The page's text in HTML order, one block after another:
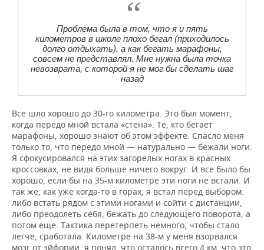
Проблема была в том, что я и пять
километров в школе плохо бегал (приходилось
долго отдыхать), а как бегать марафоны,
совсем не представлял. Мне нужна была точка
невозврата, с которой я не мог бы сделать шаг
назад
Все шло хорошо до 30-го километра. Это был момент,
когда передо мной встала «стена». Те, кто бегает
марафоны, хорошо знают об этом эффекте. Спасло меня
только то, что передо мной — натурально — бежали ноги.
Я сфокусировался на этих загорелых ногах в красных
кроссовках, не видя больше ничего вокруг. И все было бы
хорошо, если бы на 35-м километре эти ноги не встали. И
так же, как уже когда-то в горах, я встал перед выбором:
либо встать рядом с этими ногами и сойти с дистанции,
либо преодолеть себя, бежать до следующего поворота, а
потом еще. Тактика перетерпеть немного, чтобы стало
легче, сработала. Километре на 38-м у меня взорвался
мозг от эйфории, я понял, что осталось всего 4 км, что это